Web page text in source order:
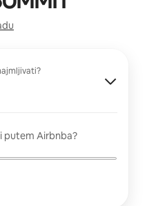
putem Airbnba?